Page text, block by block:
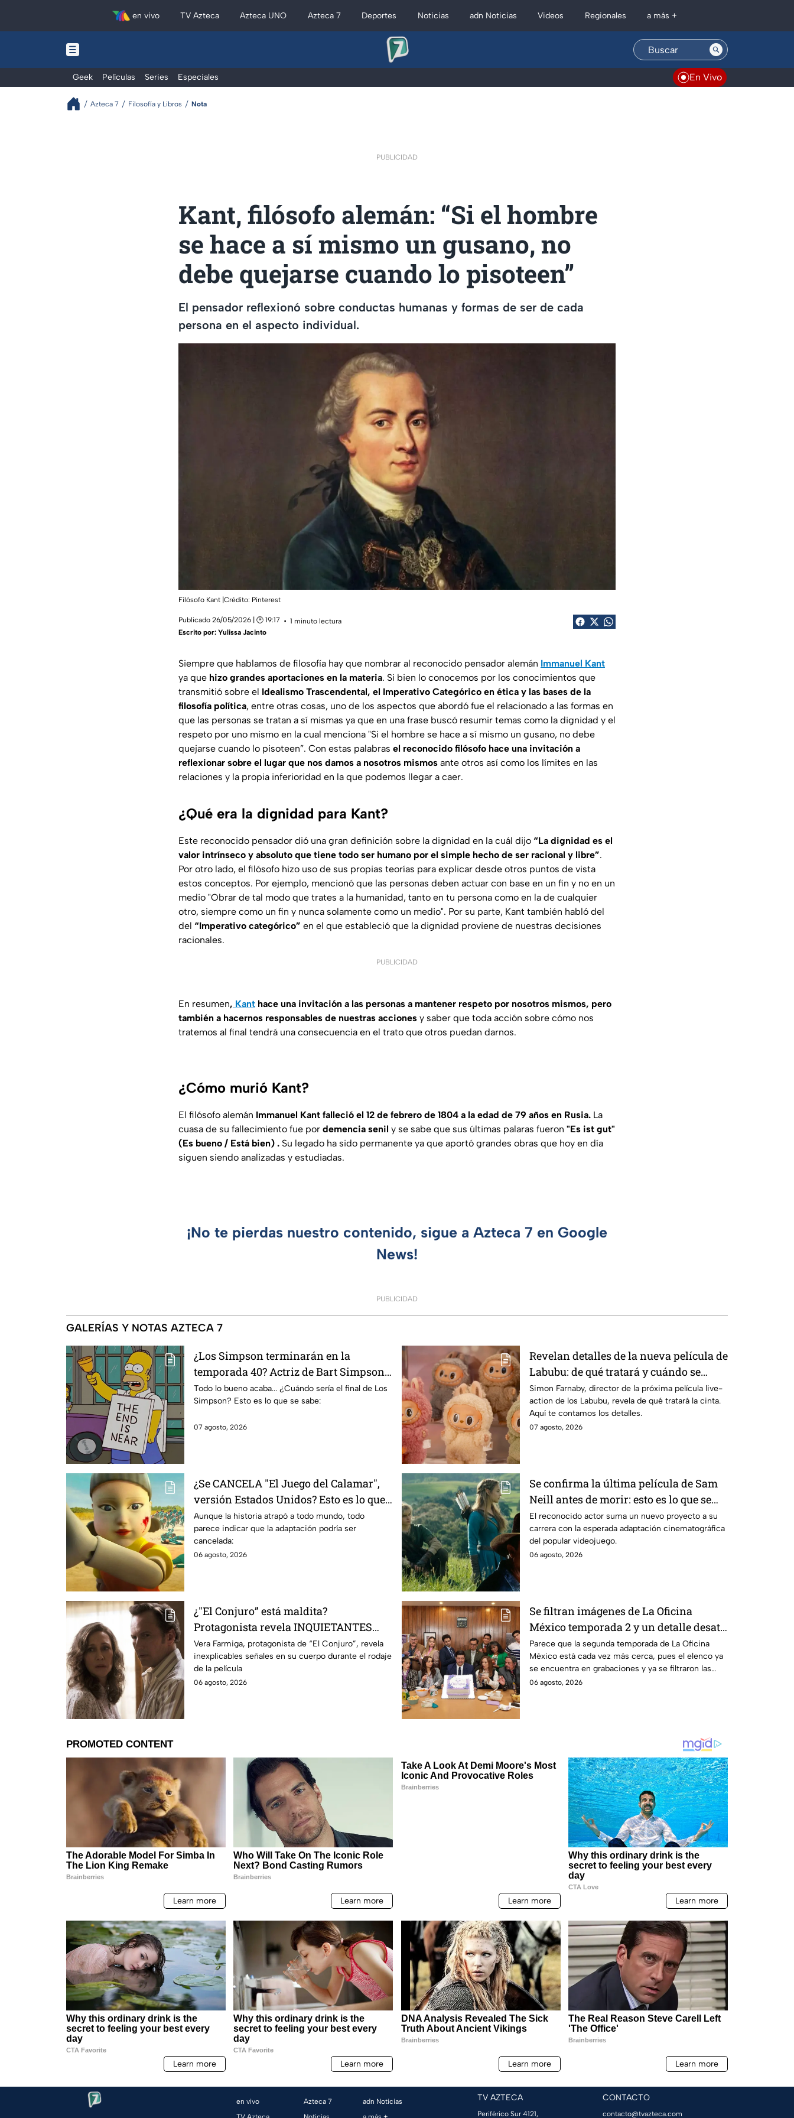
en vivo TV Azteca Azteca UNO Azteca 7 Deportes Noticias adn Noticias Videos Regionales a más +
Geek Películas Series Especiales En Vivo
Azteca 7 Filosofía y Libros Nota
PUBLICIDAD
Kant, filósofo alemán: “Si el hombre
se hace a sí mismo un gusano, no
debe quejarse cuando lo pisoteen”
El pensador reflexionó sobre conductas humanas y formas de ser de cada
persona en el aspecto individual.
Filósofo Kant |Crédito: Pinterest
Publicado 26/05/2026 | 🕑 19:17
1 minuto lectura
Escrito por: Yulissa Jacinto
Siempre que hablamos de filosofía hay que nombrar al reconocido pensador alemán Immanuel Kant
ya que hizo grandes aportaciones en la materia. Si bien lo conocemos por los conocimientos que
transmitió sobre el Idealismo Trascendental, el Imperativo Categórico en ética y las bases de la
filosofía política, entre otras cosas, uno de los aspectos que abordó fue el relacionado a las formas en
que las personas se tratan a sí mismas ya que en una frase buscó resumir temas como la dignidad y el
respeto por uno mismo en la cual menciona "Si el hombre se hace a sí mismo un gusano, no debe
quejarse cuando lo pisoteen”. Con estas palabras el reconocido filósofo hace una invitación a
reflexionar sobre el lugar que nos damos a nosotros mismos ante otros así como los límites en las
relaciones y la propia inferioridad en la que podemos llegar a caer.
¿Qué era la dignidad para Kant?
Este reconocido pensador dió una gran definición sobre la dignidad en la cuál dijo “La dignidad es el
valor intrínseco y absoluto que tiene todo ser humano por el simple hecho de ser racional y libre”.
Por otro lado, el filósofo hizo uso de sus propias teorías para explicar desde otros puntos de vista
estos conceptos. Por ejemplo, mencionó que las personas deben actuar con base en un fin y no en un
medio "Obrar de tal modo que trates a la humanidad, tanto en tu persona como en la de cualquier
otro, siempre como un fin y nunca solamente como un medio". Por su parte, Kant también habló del
del “Imperativo categórico” en el que estableció que la dignidad proviene de nuestras decisiones
racionales.
PUBLICIDAD
En resumen, Kant hace una invitación a las personas a mantener respeto por nosotros mismos, pero
también a hacernos responsables de nuestras acciones y saber que toda acción sobre cómo nos
tratemos al final tendrá una consecuencia en el trato que otros puedan darnos.
¿Cómo murió Kant?
El filósofo alemán Immanuel Kant falleció el 12 de febrero de 1804 a la edad de 79 años en Rusia. La
cuasa de su fallecimiento fue por demencia senil y se sabe que sus últimas palaras fueron "Es ist gut"
(Es bueno / Está bien) . Su legado ha sido permanente ya que aportó grandes obras que hoy en día
siguen siendo analizadas y estudiadas.
¡No te pierdas nuestro contenido, sigue a Azteca 7 en Google
News!
PUBLICIDAD
GALERÍAS Y NOTAS AZTECA 7
¿Los Simpson terminarán en la
temporada 40? Actriz de Bart Simpson
da IMPACTANTE declaración
Todo lo bueno acaba... ¿Cuándo sería el final de Los
Simpson? Esto es lo que se sabe:
07 agosto, 2026
Revelan detalles de la nueva película de
Labubu: de qué tratará y cuándo se
estrena
Simon Farnaby, director de la próxima película live-
action de los Labubu, revela de qué tratará la cinta.
Aquí te contamos los detalles.
07 agosto, 2026
¿Se CANCELA "El Juego del Calamar",
versión Estados Unidos? Esto es lo que
se sabe al momento
Aunque la historia atrapó a todo mundo, todo
parece indicar que la adaptación podría ser
cancelada:
06 agosto, 2026
Se confirma la última película de Sam
Neill antes de morir: esto es lo que se
sabe hasta ahora
El reconocido actor suma un nuevo proyecto a su
carrera con la esperada adaptación cinematográfica
del popular videojuego.
06 agosto, 2026
¿"El Conjuro” está maldita?
Protagonista revela INQUIETANTES
señales en su cuerpo durante la
grabación de la película
Vera Farmiga, protagonista de “El Conjuro”, revela
inexplicables señales en su cuerpo durante el rodaje
de la película
06 agosto, 2026
Se filtran imágenes de La Oficina
México temporada 2 y un detalle desata
teorías entre los fans
Parece que la segunda temporada de La Oficina
México está cada vez más cerca, pues el elenco ya
se encuentra en grabaciones y ya se filtraron las
primeras imágenes del set.
06 agosto, 2026
en vivo
Azteca 7
adn Noticias
TV AZTECA
Periférico Sur 4121,
CONTACTO
contacto@tvazteca.com